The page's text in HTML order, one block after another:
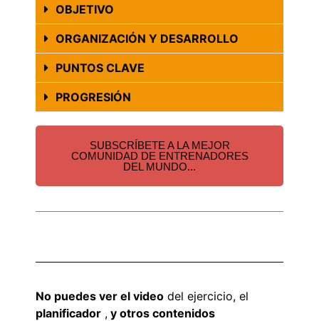
OBJETIVO
ORGANIZACIÓN Y DESARROLLO
PUNTOS CLAVE
PROGRESIÓN
SUBSCRÍBETE A LA MEJOR
COMUNIDAD DE ENTRENADORES
DEL MUNDO...
No puedes ver el video del ejercicio, el
planificador , y otros contenidos